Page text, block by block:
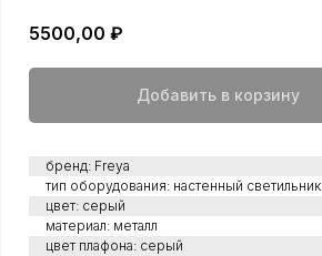
5500,00 ₽
Добавить в корзину
бренд: Freya
тип оборудования: настенный светильник
цвет: серый
материал: металл
цвет плафона: серый